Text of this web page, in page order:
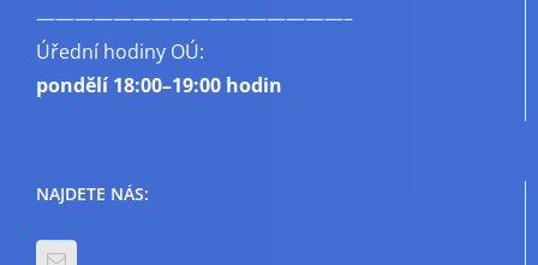
————————————————–
Úřední hodiny OÚ:
pondělí18:00–19:00 hodin
NAJDETE NÁS: